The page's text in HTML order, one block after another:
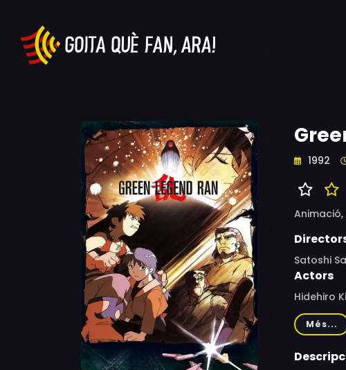
1992
Animació,
Satoshi
Actors
Hidehiro
Inoue,
Més...